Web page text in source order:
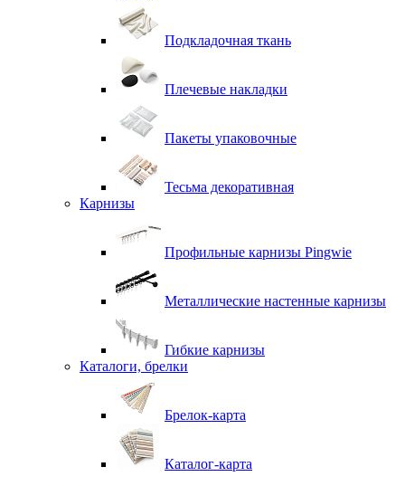
Подкладочная ткань
Плечевые накладки
Пакеты упаковочные
Тесьма декоративная
Карнизы
Профильные карнизы Pingwie
Металлические настенные карнизы
Гибкие карнизы
Каталоги, брелки
Брелок-карта
Каталог-карта